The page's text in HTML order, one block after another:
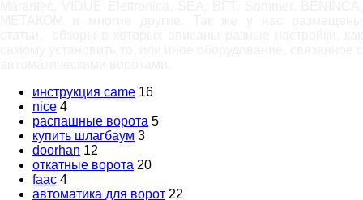
инструкция came 16
nice 4
распашные ворота 5
купить шлагбаум 3
doorhan 12
откатные ворота 20
faac 4
автоматика для ворот 22